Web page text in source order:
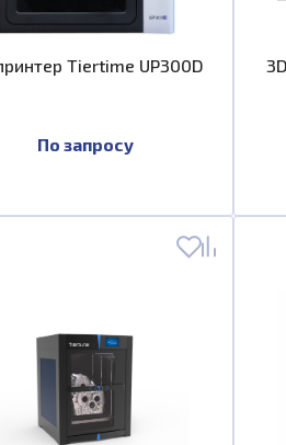
Tiertime UP300D
По запросу